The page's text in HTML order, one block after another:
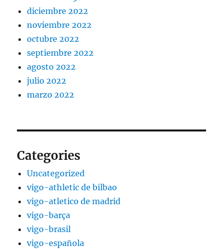
diciembre 2022
noviembre 2022
octubre 2022
septiembre 2022
agosto 2022
julio 2022
marzo 2022
Categories
Uncategorized
vigo-athletic de bilbao
vigo-atletico de madrid
vigo-barça
vigo-brasil
vigo-española